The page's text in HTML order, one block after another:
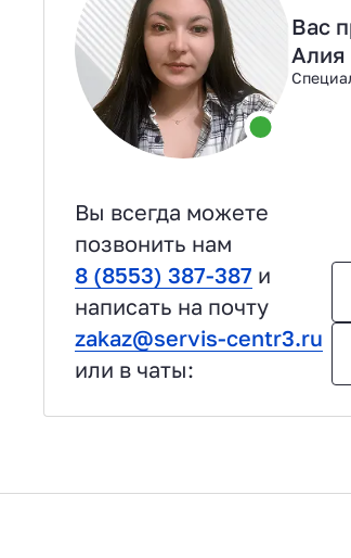
Вас
Алия
Вы всегда можете
позвонить нам
8 (8553) 387-387 и
написать на почту
zakaz@servis-centr3.ru
или в чаты: